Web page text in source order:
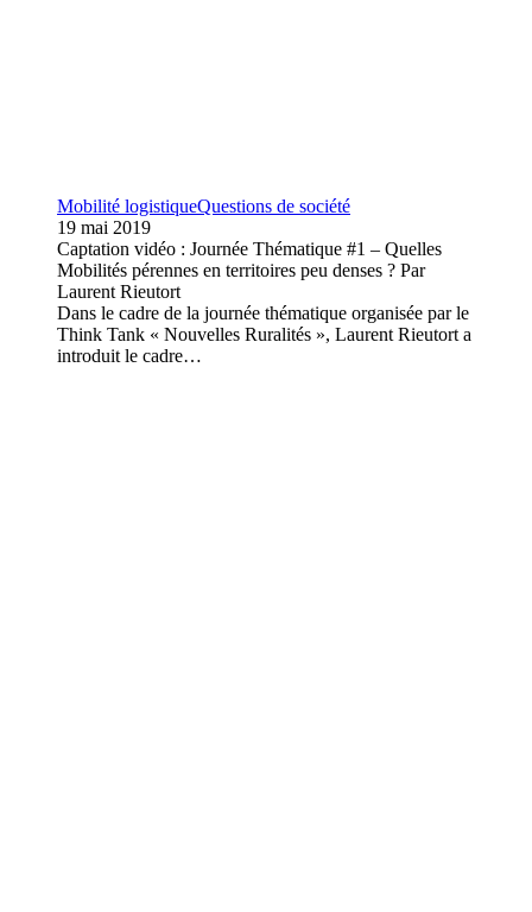
Mobilité logistiqueQuestions de société
19 mai 2019
Captation vidéo : Journée Thématique #1 – Quelles
Mobilités pérennes en territoires peu denses ? Par
Laurent Rieutort
Dans le cadre de la journée thématique organisée par le
Think Tank « Nouvelles Ruralités », Laurent Rieutort a
introduit le cadre…